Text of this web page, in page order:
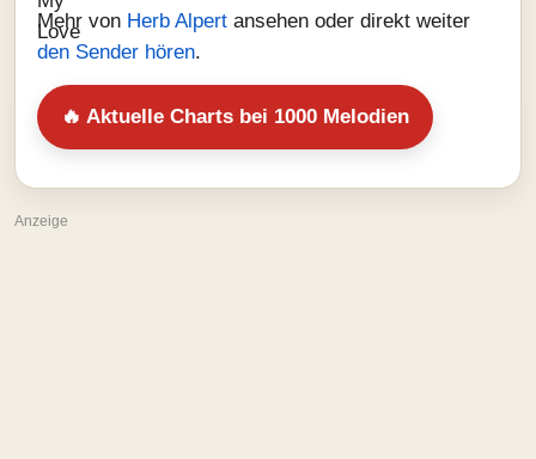
Mehr von Herb Alpert ansehen oder direkt weiter
den Sender hören.
🔥 Aktuelle Charts bei 1000 Melodien
Anzeige